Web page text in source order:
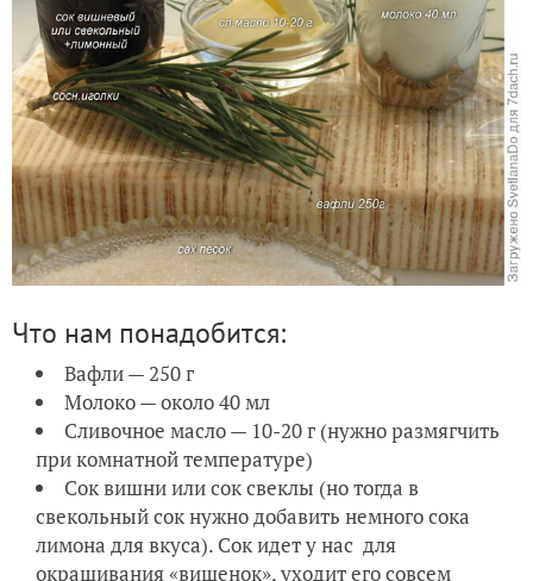
Что нам понадобится:
Вафли — 250 г
Молоко — около 40 мл
Сливочное масло — 10-20 г (нужно размягчить
при комнатной температуре)
Сок вишни или сок свеклы (но тогда в
свекольный сок нужно добавить немного сока
лимона для вкуса). Сок идет у нас для
окрашивания «вишенок», уходит его совсем